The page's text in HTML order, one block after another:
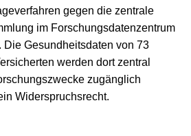
gegen die zentrale
im Forschungsdatenzentrum
Gesundheitsdaten von 73
werden dort zentral
zugänglich
Widerspruchsrecht.